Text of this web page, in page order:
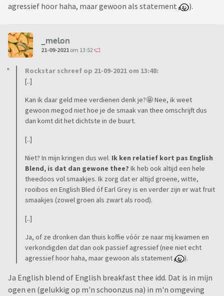
agressief hoor haha, maar gewoon als statement
).
_melon
21-09-2021 om 13:52
Rockstar schreef op 21-09-2021 om 13:48:
[..]
Kan ik daar geld mee verdienen denk je?🤩 Nee, ik weet
gewoon megod niet hoe je de smaak van thee omschrijft dus
dan komt dit het dichtste in de buurt.
[..]
Niet? In mijn kringen dus wel. Ik ken relatief kort pas English
Blend, is dat dan gewone thee? Ik heb ook altijd een hele
theedoos vol smaakjes. Ik zorg dat er altijd groene, witte,
rooibos en English Bled óf Earl Grey is en verder zijn er wat fruit
smaakjes (zowel groen als zwart als rood).
[..]
Ja, of ze dronken dan thuis koffie vóór ze naar mij kwamen en
verkondigden dat dan ook passief agressief (nee niet echt
agressief hoor haha, maar gewoon als statement
).
Ja English blend of English breakfast thee idd. Dat is in mijn
ogen en (gelukkig op m'n schoonzus na) in m'n omgeving